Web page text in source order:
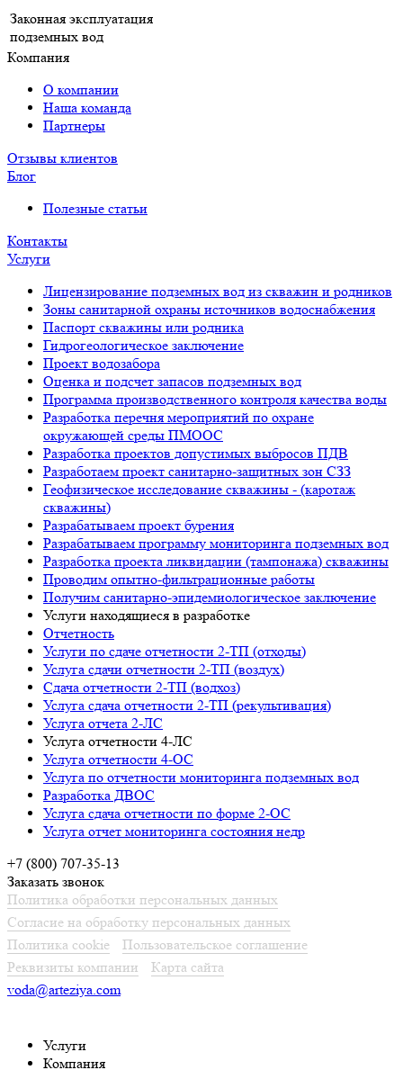
Законная эксплуатация
подземных вод
Компания
О компании
Наша команда
Партнеры
Отзывы клиентов
Блог
Полезные статьи
Контакты
Услуги
Лицензирование подземных вод из скважин и родников
Зоны санитарной охраны источников водоснабжения
Паспорт скважины или родника
Гидрогеологическое заключение
Проект водозабора
Оценка и подсчет запасов подземных вод
Программа производственного контроля качества воды
Разработка перечня мероприятий по охране
окружающей среды ПМООС
Разработка проектов допустимых выбросов ПДВ
Разработаем проект санитарно-защитных зон СЗЗ
Геофизическое исследование скважины - (каротаж
скважины)
Разрабатываем проект бурения
Разрабатываем программу мониторинга подземных вод
Разработка проекта ликвидации (тампонажа) скважины
Проводим опытно-фильтрационные работы
Получим санитарно-эпидемиологическое заключение
Услуги находящиеся в разработке
Отчетность
Услуги по сдаче отчетности 2-ТП (отходы)
Услуга сдачи отчетности 2-ТП (воздух)
Сдача отчетности 2-ТП (водхоз)
Услуга сдача отчетности 2-ТП (рекультивация)
Услуга отчета 2-ЛС
Услуга отчетности 4-ЛС
Услуга отчетности 4-ОС
Услуга по отчетности мониторинга подземных вод
Разработка ДВОС
Услуга сдача отчетности по форме 2-ОС
Услуга отчет мониторинга состояния недр
+7 (800) 707-35-13
Заказать звонок
Политика обработки персональных данных
Согласие на обработку персональных данных
Политика cookie
Пользовательское соглашение
Реквизиты компании
Карта сайта
voda@arteziya.com
Услуги
Компания